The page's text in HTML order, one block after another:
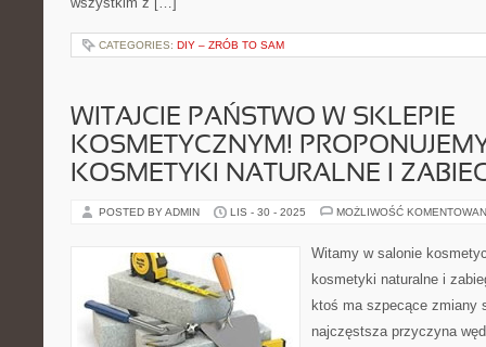
CATEGORIES: DIY – ZRÓB TO SAM
WITAJCIE PAŃSTWO W SKLEPIE
KOSMETYCZNYM!
KOSMETYKI NATURALNE I
POSTED BY ADMIN LIS - 30 - 2025 MOŻLIWOŚĆ
Witamy w salonie
kosmetyki naturalne i
ktoś ma szpecące zmiany
najczęstsza przyczyna